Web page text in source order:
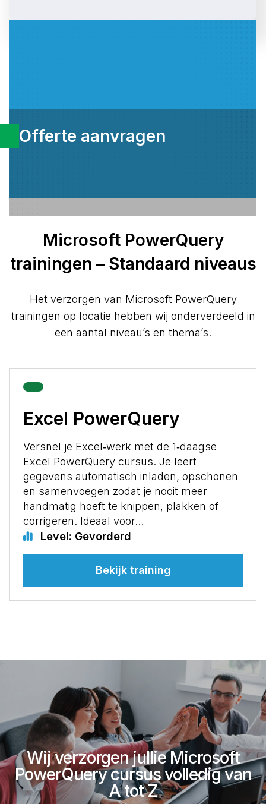
Offerte aanvragen
Microsoft PowerQuery
trainingen – Standaard niveaus
Het verzorgen van Microsoft PowerQuery
trainingen op locatie hebben wij onderverdeeld in
een aantal niveau’s en thema’s.
Excel PowerQuery
Versnel je Excel‑werk met de 1‑daagse
Excel PowerQuery cursus. Je leert
gegevens automatisch inladen, opschonen
en samenvoegen zodat je nooit meer
handmatig hoeft te knippen, plakken of
corrigeren. Ideaal voor…
Level: Gevorderd
Bekijk training
Wij verzorgen jullie Microsoft
PowerQuery cursus volledig van
A tot Z